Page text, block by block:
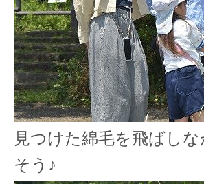
見つけた綿毛を飛ばし
そう♪